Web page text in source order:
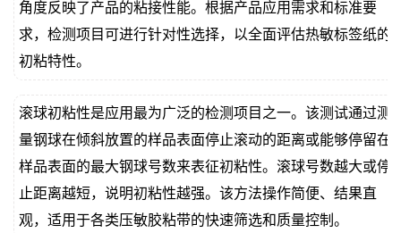
角度反映了产品的粘接性能。根据产品应用需求和标准要
求，检测项目可进行针对性选择，以全面评估热敏标签纸的
初粘特性。
滚球初粘性是应用最为广泛的检测项目之一。该测试通过测
量钢球在倾斜放置的样品表面停止滚动的距离或能够停留在
样品表面的最大钢球号数来表征初粘性。滚球号数越大或停
止距离越短，说明初粘性越强。该方法操作简便、结果直
观，适用于各类压敏胶粘带的快速筛选和质量控制。